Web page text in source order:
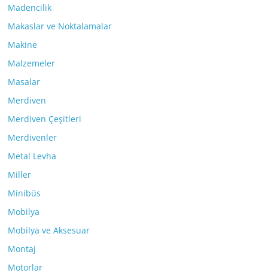
Madencilik
Makaslar ve Noktalamalar
Makine
Malzemeler
Masalar
Merdiven
Merdiven Çeşitleri
Merdivenler
Metal Levha
Miller
Minibüs
Mobilya
Mobilya ve Aksesuar
Montaj
Motorlar